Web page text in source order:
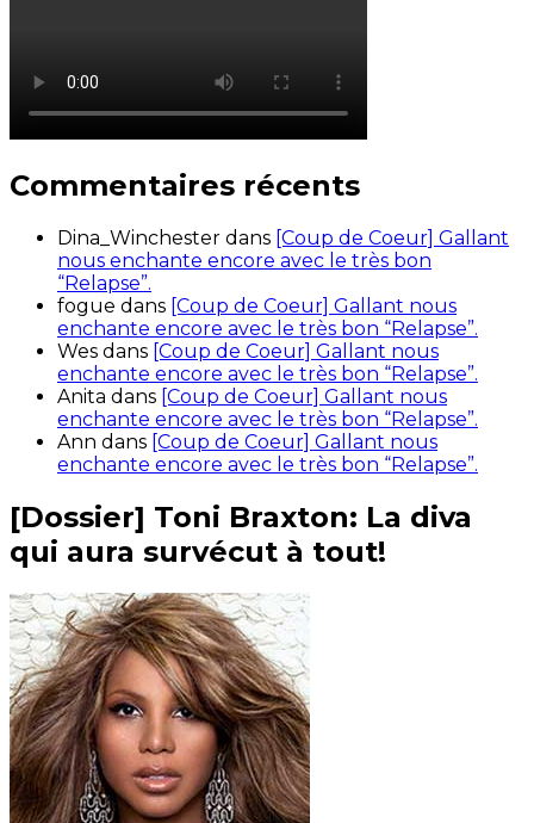
Commentaires récents
Dina_Winchester dans [Coup de Coeur] Gallant
nous enchante encore avec le très bon
“Relapse”.
fogue dans [Coup de Coeur] Gallant nous
enchante encore avec le très bon “Relapse”.
Wes dans [Coup de Coeur] Gallant nous
enchante encore avec le très bon “Relapse”.
Anita dans [Coup de Coeur] Gallant nous
enchante encore avec le très bon “Relapse”.
Ann dans [Coup de Coeur] Gallant nous
enchante encore avec le très bon “Relapse”.
[Dossier] Toni Braxton: La diva
qui aura survécut à tout!